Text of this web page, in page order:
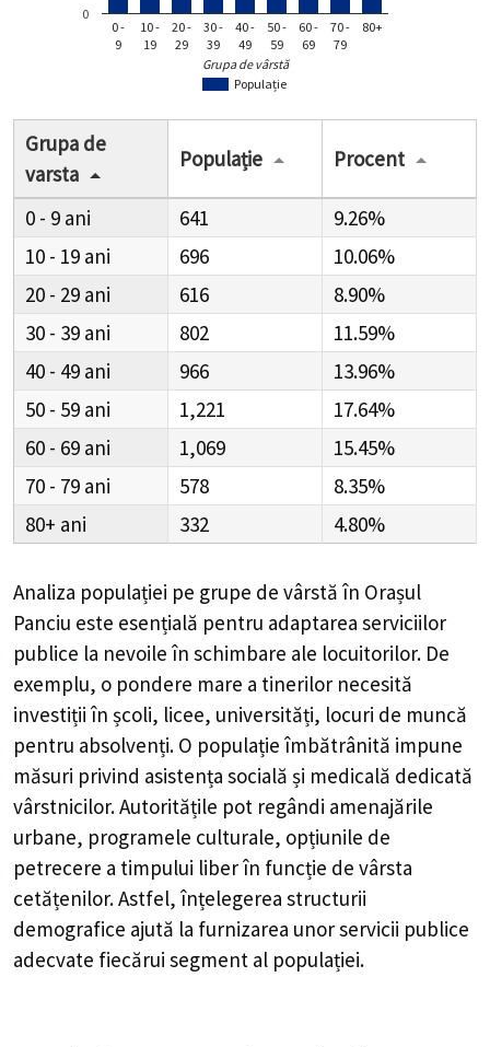
Populație
0 -
9
10 -
19
20 -
29
30 -
39
40 -
49
50 -
59
60 -
69
70 -
79
80+
0
Grupa de vârstă
Grupa de
varsta
Populație Procent
0 - 9 641
9.26%
10 - 19
696
10.06%
20 - 29
616
8.90%
30 - 39
802
11.59%
40 - 49
966
13.96%
50 - 59
1,221
17.64%
60 - 69
1,069
15.45%
70 - 79
578
8.35%
80+
332 4.80%
Analiza populației pe grupe de vârstă în Orașul
Panciu este esențială pentru adaptarea serviciilor
publice la nevoile în schimbare ale locuitorilor. De
exemplu, o pondere mare a tinerilor necesită
investiții în școli, licee, universități, locuri de muncă
pentru absolvenți. O populație îmbătrânită impune
măsuri privind asistența socială și medicală dedicată
vârstnicilor. Autoritățile pot regândi amenajările
urbane, programele culturale, opțiunile de
petrecere a timpului liber în funcție de vârsta
cetățenilor. Astfel, înțelegerea structurii
demografice ajută la furnizarea unor servicii publice
adecvate fiecărui segment al populației.